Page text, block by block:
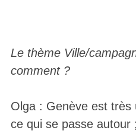
Le thème Ville/
comment ?
Olga : Genève est très
ce qui se passe